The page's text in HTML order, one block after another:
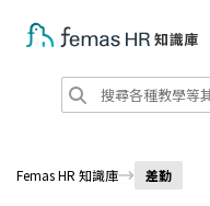
Femas HR 知識庫 差勤